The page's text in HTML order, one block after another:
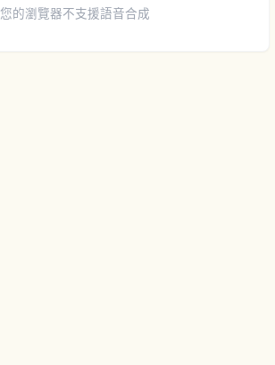
您的瀏覽器不支援語音合成